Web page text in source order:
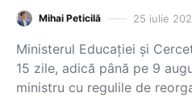
Mihai Peticilă 25 iulie
Ministerul Educației și
15 zile, adică până pe 9
ministru cu regulile de